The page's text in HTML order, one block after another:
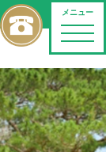
メニュー
toggle